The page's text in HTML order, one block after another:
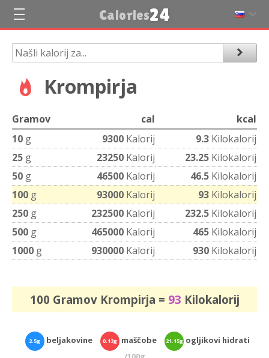
Calories24
Krompirja
Gramov cal
kcal
10 g 9300 Kalorij 9.3 Kilokalorij
25 g 23250 Kalorij 23.25 Kilokalorij
50 g 46500 Kalorij 46.5 Kilokalorij
100 g 93000 Kalorij 93 Kilokalorij
250 g 232500 Kalorij 232.5 Kilokalorij
500 g 465000 Kalorij 465 Kilokalorij
1000 g 930000 Kalorij 930 Kilokalorij
100 Gramov Krompirja = 93 Kilokalorij
2.5g beljakovine 0.13g maščobe 21.15g ogljikovi hidrati